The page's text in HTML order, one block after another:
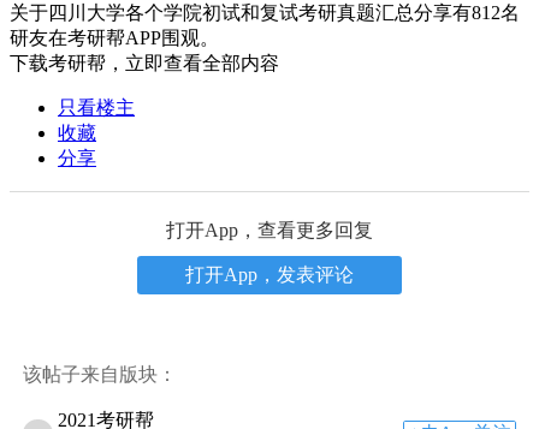
关于四川大学各个学院初试和复试考研真题汇总分享有812名
研友在考研帮APP围观。
下载考研帮，立即查看全部内容
只看楼主
收藏
分享
打开App，查看更多回复
打开App，发表评论
该帖子来自版块：
2021考研帮